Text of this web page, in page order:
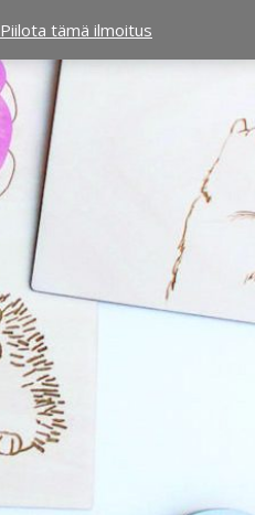
Piilota tämä ilmoitus